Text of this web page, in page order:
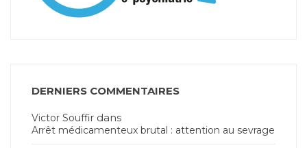
DERNIERS COMMENTAIRES
Victor Souffir dans
Arrêt médicamenteux brutal : attention au sevrage